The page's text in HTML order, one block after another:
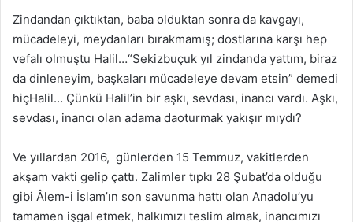
Zindandan çıktıktan, baba olduktan sonra da kavgayı,
mücadeleyi, meydanları bırakmamış; dostlarına karşı hep
vefalı olmuştu Halil…“Sekizbuçuk yıl zindanda yattım, biraz
da dinleneyim, başkaları mücadeleye devam etsin” demedi
hiçHalil… Çünkü Halil’in bir aşkı, sevdası, inancı vardı. Aşkı,
sevdası, inancı olan adama daoturmak yakışır mıydı?
Ve yıllardan 2016, günlerden 15 Temmuz, vakitlerden
akşam vakti gelip çattı. Zalimler tıpkı 28 Şubat’da olduğu
gibi Âlem-i İslam’ın son savunma hattı olan Anadolu’yu
tamamen işgal etmek, halkımızı teslim almak, inancımızı